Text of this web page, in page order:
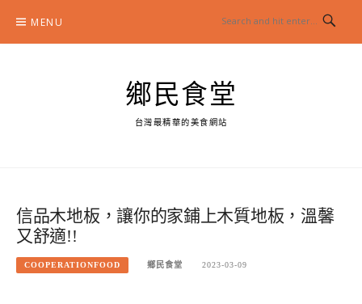
content
MENU
鄉民食堂
台灣最精華的美食網站
信品木地板，讓你的家鋪上木質地板，溫馨
又舒適!!
COOPERATIONFOOD 鄉民食堂 2023-03-09